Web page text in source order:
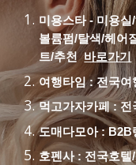
미용스타-미용실
볼륨펌/탈색/헤어
트/추천 바로가기
여행타임 : 전국
먹고가자카페 : 전
도매다모아 :
호펜사 : 전국호